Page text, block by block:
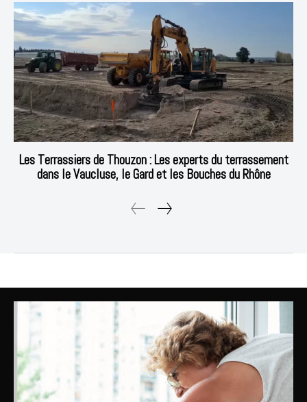
Les Terrassiers de Thouzon : Les experts du terrassement
dans le Vaucluse, le Gard et les Bouches du Rhône